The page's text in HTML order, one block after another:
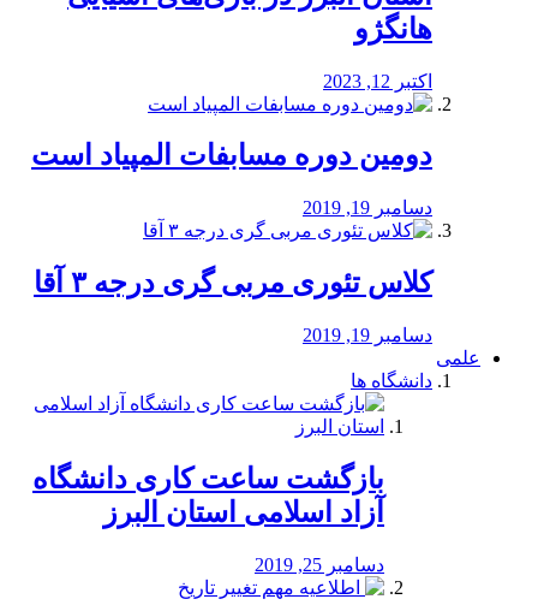
هانگژو
اکتبر 12, 2023
دومین دوره مسابفات المپیاد است
دسامبر 19, 2019
کلاس تئوری مربی گری درجه ۳ آقا
دسامبر 19, 2019
علمی
دانشگاه ها
بازگشت ساعت کاری دانشگاه
آزاد اسلامی استان البرز
دسامبر 25, 2019